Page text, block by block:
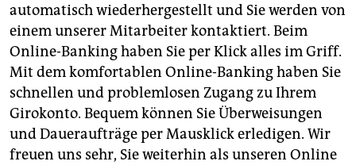
automatisch wiederhergestellt und Sie werden von
einem unserer Mitarbeiter kontaktiert. Beim
Online-Banking haben Sie per Klick alles im Griff.
Mit dem komfortablen Online-Banking haben Sie
schnellen und problemlosen Zugang zu Ihrem
Girokonto. Bequem können Sie Überweisungen
und Daueraufträge per Mausklick erledigen. Wir
freuen uns sehr, Sie weiterhin als unseren Online